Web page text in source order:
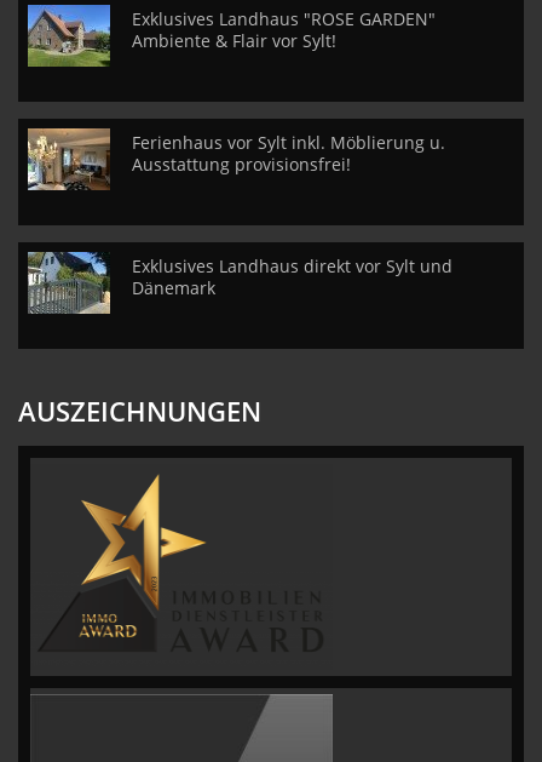
Exklusives Landhaus "ROSE GARDEN"
Ambiente & Flair vor Sylt!
Ferienhaus vor Sylt inkl. Möblierung u.
Ausstattung provisionsfrei!
Exklusives Landhaus direkt vor Sylt und
Dänemark
AUSZEICHNUNGEN